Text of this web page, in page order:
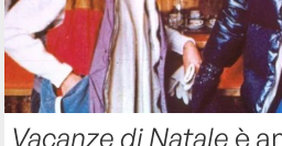
Vacanze di Natale è